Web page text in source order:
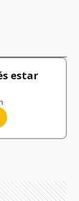
estar